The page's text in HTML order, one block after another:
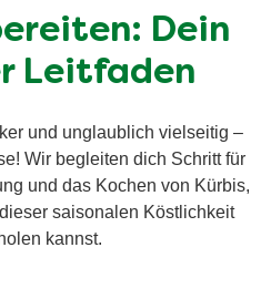
Dein
Leitfaden
und unglaublich vielseitig –
Wir begleiten dich Schritt für
und das Kochen von Kürbis,
saisonalen Köstlichkeit
kannst.